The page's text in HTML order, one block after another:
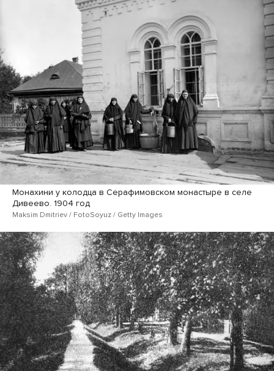
Монахини у колодца в Серафимовском монастыре в селе
Дивеево. 1904 год
Maksim Dmitriev / FotoSoyuz / Getty Images